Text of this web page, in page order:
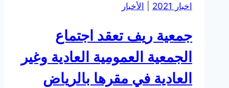
اخبار 2021 الأخبار
جمعية ريف تعقد اجتماع
الجمعية العمومية العادية وغير
العادية في مقرها بالرياض